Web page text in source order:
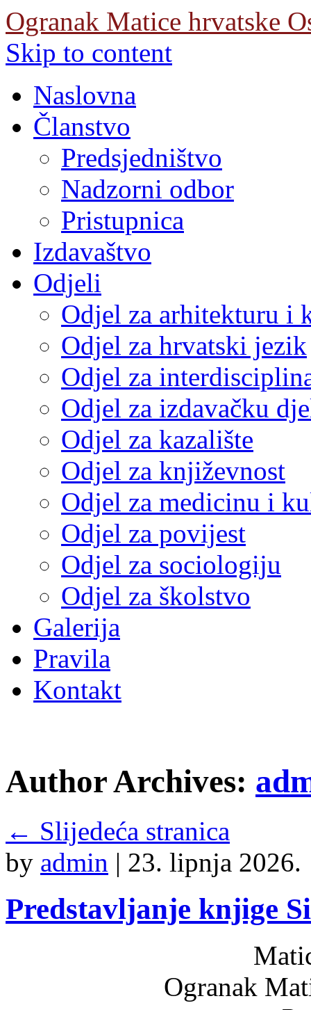
Ogranak Matice hrvatske
Skip to content
Naslovna
Članstvo
Predsjedništvo
Nadzorni odbor
Pristupnica
Izdavaštvo
Odjeli
Odjel za arhitekturu i
Odjel za hrvatski jezik
Odjel za
Odjel za izdavačku
Odjel za kazalište
Odjel za književnost
Odjel za medicinu i
Odjel za povijest
Odjel za sociologiju
Odjel za školstvo
Galerija
Pravila
Kontakt
Author Archives:
← Slijedeća stranica
by admin | 23. lipnja 2026.
Predstavljanje knjige
Ogranak